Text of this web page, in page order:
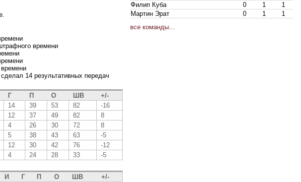
времени
14 результативных передач
Г П О ШВ
+/-
14 39 53 82
-16
12 37 49 82
8
4 26 30 72
8
5 38 43 63
-5
12 30 42 76
-12
4 24 28 33 -5
И Г П О ШВ
+/-
Филип Куба
0 1
1
Мартин Эрат
0 1
1
все команды...